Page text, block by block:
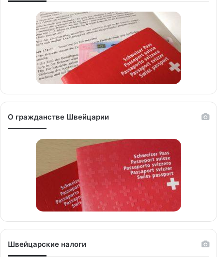
О гражданстве Швейцарии
Швейцарские налоги